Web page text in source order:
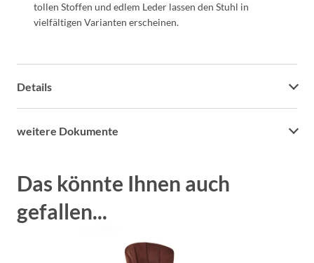
tollen Stoffen und edlem Leder lassen den Stuhl in
vielfältigen Varianten erscheinen.
Details
weitere Dokumente
Das könnte Ihnen auch
gefallen...